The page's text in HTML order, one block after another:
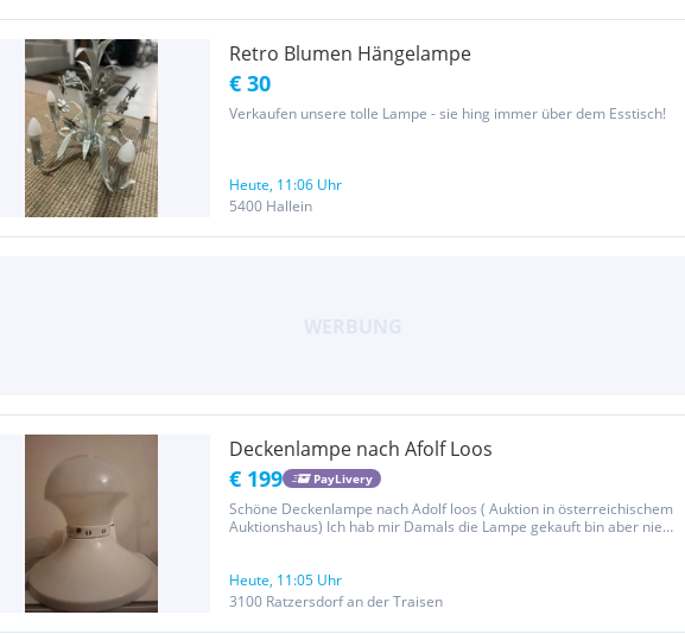
Retro Blumen Hängelampe
€ 30
Verkaufen unsere tolle Lampe - sie hing immer über dem Esstisch!
Heute, 11:06 Uhr
5400 Hallein
Deckenlampe nach Afolf Loos
€ 199 PayLivery
Schöne Deckenlampe nach Adolf loos ( Auktion in österreichischem
Auktionshaus) Ich hab mir Damals die Lampe gekauft bin aber nie
Heute, 11:05 Uhr
3100 Ratzersdorf an der Traisen